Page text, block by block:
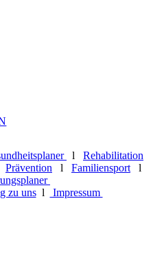
l Rehabilitation
Prävention l Familiensport l
zu unsl Impressum